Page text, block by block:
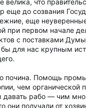
что
до созвания
еще
при первом начале
с поставками
для нас крупным
почина. Помощь
чем
рабо — чим
они получали от